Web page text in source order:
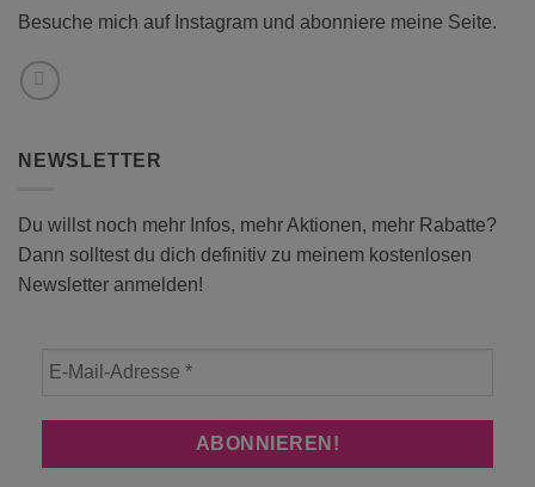
Besuche mich auf Instagram und abonniere meine Seite.
NEWSLETTER
Du willst noch mehr Infos, mehr Aktionen, mehr Rabatte?
Dann solltest du dich definitiv zu meinem kostenlosen
Newsletter anmelden!